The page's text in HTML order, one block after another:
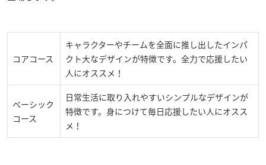
コアコース
キャラクターやチームを全面に推し出したインパ
クト大なデザインが特徴です。全力で応援したい
人にオススメ！
ベーシック
コース
日常生活に取り入れやすいシンプルなデザインが
特徴です。身につけて毎日応援したい人にオスス
メ！